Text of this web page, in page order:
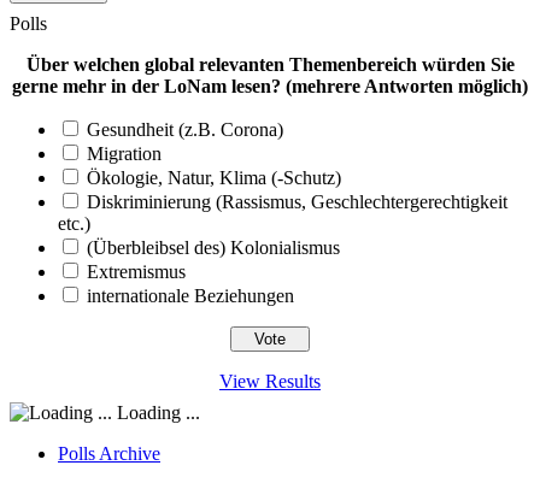
Polls
Über welchen global relevanten Themenbereich würden Sie
gerne mehr in der LoNam lesen? (mehrere Antworten möglich)
Gesundheit (z.B. Corona)
Migration
Ökologie, Natur, Klima (-Schutz)
Diskriminierung (Rassismus, Geschlechtergerechtigkeit
etc.)
(Überbleibsel des) Kolonialismus
Extremismus
internationale Beziehungen
View Results
Loading ...
Polls Archive